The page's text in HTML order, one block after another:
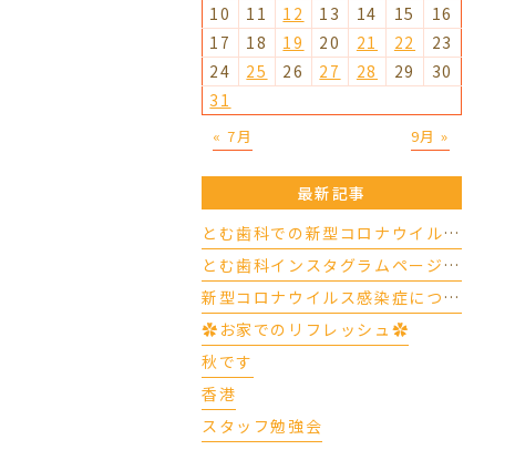
« 7月 9月 »
10
11 12 13 14 15
16
17
18 19 20 21 22
23
24
25 26 27 28 29
30
31
最新記事
とむ歯科での新型コロナウイルスの対応について（4/17更新）
とむ歯科インスタグラムページができました
新型コロナウイルス感染症について
✿お家でのリフレッシュ✿
秋です
香港
スタッフ勉強会